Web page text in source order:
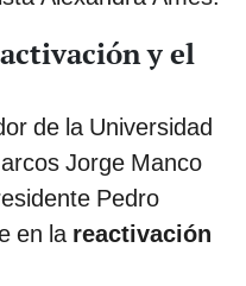
y el
de la Universidad
Jorge Manco
Pedro
en la reactivación